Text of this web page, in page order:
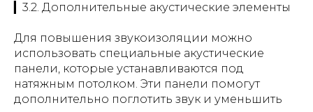
▎3.2. Дополнительные акустические элементы
Для повышения звукоизоляции можно
использовать специальные акустические
панели, которые устанавливаются под
натяжным потолком. Эти панели помогут
дополнительно поглотить звук и уменьшить